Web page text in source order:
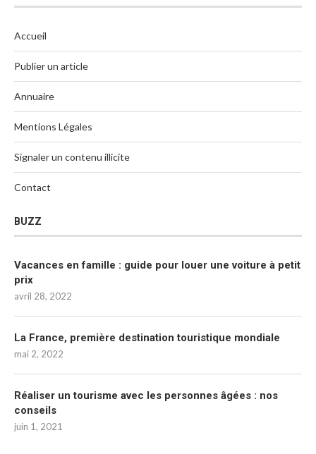
Accueil
Publier un article
Annuaire
Mentions Légales
Signaler un contenu illicite
Contact
BUZZ
Vacances en famille : guide pour louer une voiture à petit
prix
avril 28, 2022
La France, première destination touristique mondiale
mai 2, 2022
Réaliser un tourisme avec les personnes âgées : nos
conseils
juin 1, 2021